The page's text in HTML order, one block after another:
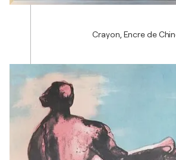
Crayon, Encre de